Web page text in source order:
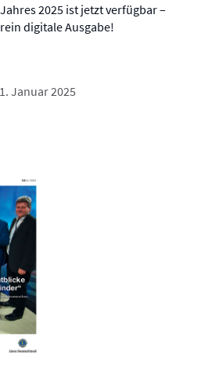
2025 ist jetzt verfügbar –
digitale Ausgabe!
Januar 2025